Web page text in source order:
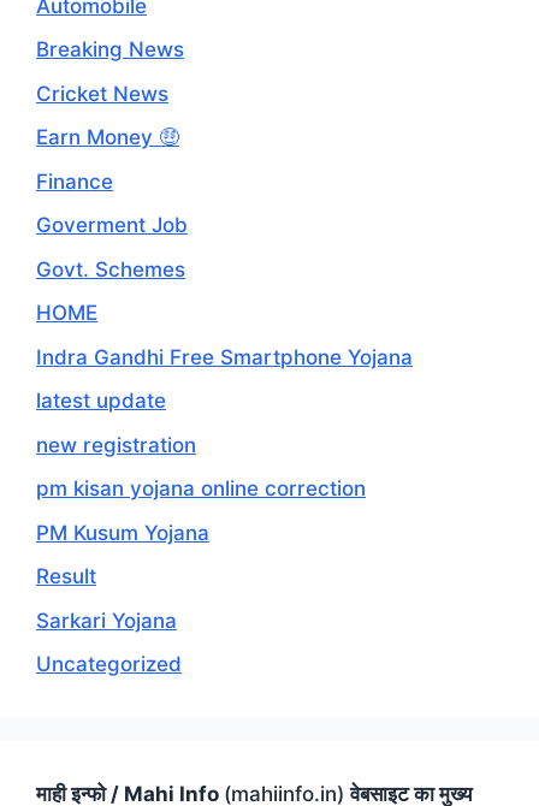
Automobile
Breaking News
Cricket News
Earn Money 🤑
Finance
Goverment Job
Govt. Schemes
HOME
Indra Gandhi Free Smartphone Yojana
latest update
new registration
pm kisan yojana online correction
PM Kusum Yojana
Result
Sarkari Yojana
Uncategorized
माही इन्फो / Mahi Info (mahiinfo.in)वेबसाइट का मुख्य